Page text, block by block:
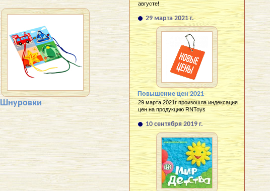
Шнуровки
августе!
29 марта 2021 г.
Повышение цен 2021
29 марта 2021г произошла индексация
цен на продукцию RNToys
10 сентября 2019 г.